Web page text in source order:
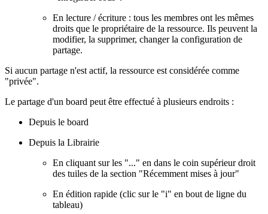
En lecture / écriture : tous les membres ont les mêmes
droits que le propriétaire de la ressource. Ils peuvent la
modifier, la supprimer, changer la configuration de
partage.
Si aucun partage n'est actif, la ressource est considérée comme
"privée".
Le partage d'un board peut être effectué à plusieurs endroits :
Depuis le board
Depuis la Librairie
En cliquant sur les "..." en dans le coin supérieur droit
des tuiles de la section "Récemment mises à jour"
En édition rapide (clic sur le "i" en bout de ligne du
tableau)